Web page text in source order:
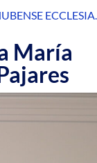
ECCLESIA.
María